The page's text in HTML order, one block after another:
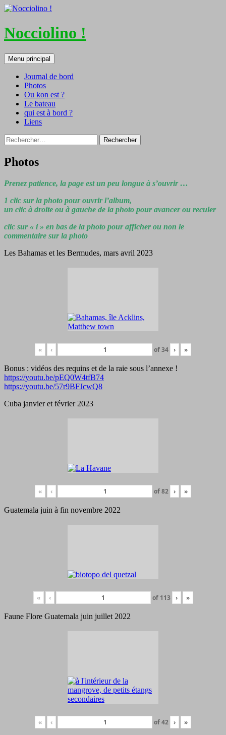
Nocciolino !
Recherche
Menu principal
Aller
au
contenu
Journal de bord
Photos
Ou kon est ?
Le bateau
qui est à bord ?
Liens
Rechercher :
Photos
Prenez patience, la page est un peu longue à s’ouvrir …
1 clic sur la photo pour ouvrir l’album,
un clic à droite ou à gauche de la photo pour avancer ou reculer
clic sur « i » en bas de la photo pour afficher ou non le
commentaire sur la photo
Les Bahamas et les Bermudes, mars avril 2023
« ‹ of34 › »
Bonus : vidéos des requins et de la raie sous l’annexe !
https://youtu.be/pEQ0W4tfB74
https://youtu.be/57r9BFJcwQ8
Cuba janvier et février 2023
« ‹ of82 › »
Guatemala juin à fin novembre 2022
« ‹ of 113 › »
Faune Flore Guatemala juin juillet 2022
« ‹ of42 › »